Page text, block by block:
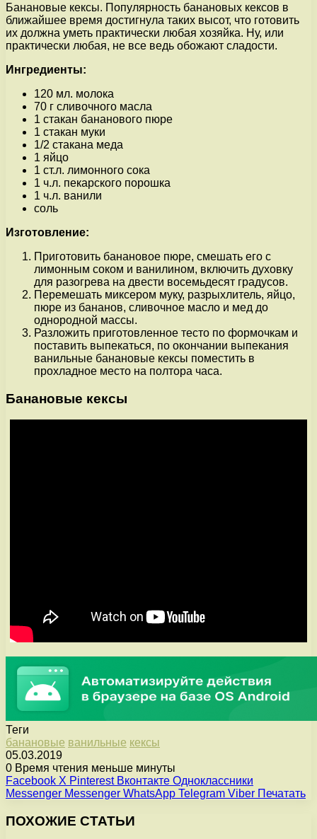
Банановые кексы. Популярность банановых кексов в
ближайшее время достигнула таких высот, что готовить
их должна уметь практически любая хозяйка. Ну, или
практически любая, не все ведь обожают сладости.
Ингредиенты:
120 мл. молока
70 г сливочного масла
1 стакан бананового пюре
1 стакан муки
1/2 стакана меда
1 яйцо
1 ст.л. лимонного сока
1 ч.л. пекарского порошка
1 ч.л. ванили
соль
Изготовление:
Приготовить банановое пюре, смешать его с
лимонным соком и ванилином, включить духовку
для разогрева на двести восемьдесят градусов.
Перемешать миксером муку, разрыхлитель, яйцо,
пюре из бананов, сливочное масло и мед до
однородной массы.
Разложить приготовленное тесто по формочкам и
поставить выпекаться, по окончании выпекания
ванильные банановые кексы поместить в
прохладное место на полтора часа.
Банановые кексы
Теги
банановые ванильные кексы
05.03.2019
0 Время чтения меньше минуты
Facebook X Pinterest Вконтакте Одноклассники
Messenger Messenger WhatsApp Telegram Viber Печатать
ПОХОЖИЕ СТАТЬИ